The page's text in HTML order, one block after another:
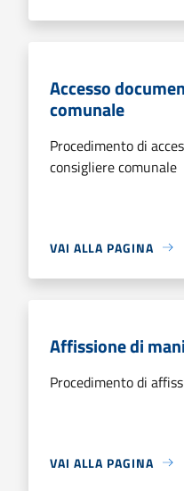
Accesso
comunale
Procedimento di
consigliere comunale
VAI ALLA PAGINA
Affissione di
Procedimento di
VAI ALLA PAGINA